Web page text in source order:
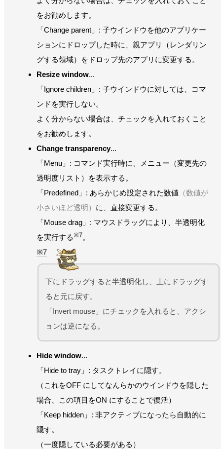
をお勧めします。
「Change parent」: 子ウインドウを他のアプリケー
ションにドロップした時に、親アプリ（レンダリン
グする領域）をドロップ先のアプリに変更する。
Resize window...
「Ignore children」: 子ウインドウに対しては、コマ
ンドを実行しない。
よく分からない場合は、チェックを入れておくこと
をお勧めします。
Change transparency...
「Menu」: コマンド実行時に、メニュー（変更先の
透明度リスト）を表示する。
「Predefined」: あらかじめ設定された数値 （数値が
小さいほど透明） に、直接変更する。
「Mouse drag」: マウスドラッグにより、半透明化
を実行する※7。
7
下にドラッグすると半透明化し、上にドラッグす
ると元に戻す。
「Invert mouse」にチェックを入れると、アクシ
ョンは逆になる。
Hide window...
「Hide to tray」: タスクトレイに隠す。
（これをOFF にしてなんらかのウインドウを隠した
場合、この項目をON にすることで復活）
「Keep hidden」: 非アクティブになったら自動的に
隠す。
（一度隠している必要がある）